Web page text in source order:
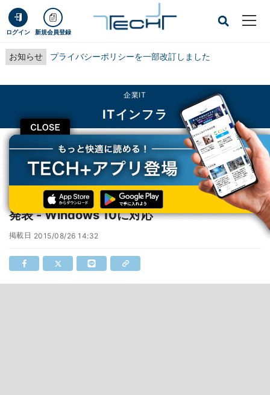
ログイン 新規会員登録
お知らせ プライバシーポリシーを一部改訂しました
CLOSE
企業IT
ITインフラ
TECH+ 企業IT
ITインフラ
ヴイエムウェア、「VMware Fusion 8/Pro」発表 - Windows 10に対応
ヴイエムウェア、「VMware Fusion 8/Pro」
発表 - Windows 10に対応
掲載日 2015/08/26 14:32